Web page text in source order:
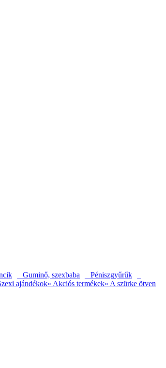
Guminő, szexbaba
Péniszgyűrűk
ajándékok» Akciós termékek» A szürke ötven